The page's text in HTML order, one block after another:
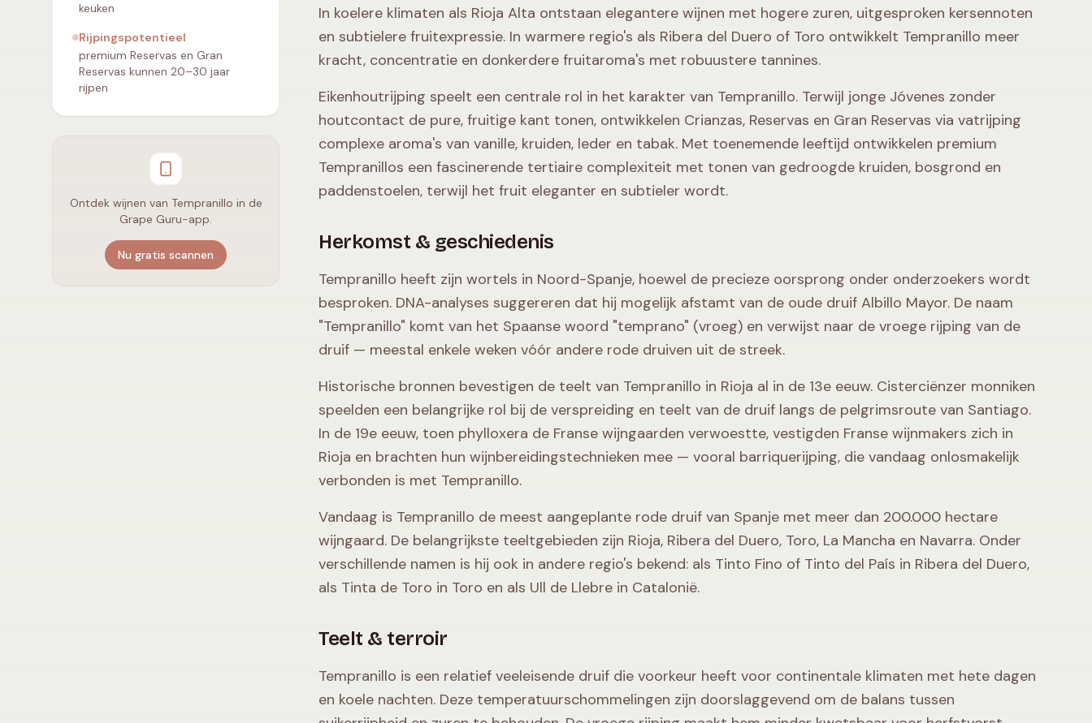
keuken
Rijpingspotentieel
premium Reservas en Gran
Reservas kunnen 20–30 jaar
rijpen
Ontdek wijnen van Tempranillo in de
Grape Guru-app.
Nu gratis scannen
In koelere klimaten als Rioja Alta ontstaan elegantere wijnen met hogere zuren, uitgesproken kersennoten
en subtielere fruitexpressie. In warmere regio's als Ribera del Duero of Toro ontwikkelt Tempranillo meer
kracht, concentratie en donkerdere fruitaroma's met robuustere tannines.
Eikenhoutrijping speelt een centrale rol in het karakter van Tempranillo. Terwijl jonge Jóvenes zonder
houtcontact de pure, fruitige kant tonen, ontwikkelen Crianzas, Reservas en Gran Reservas via vatrijping
complexe aroma's van vanille, kruiden, leder en tabak. Met toenemende leeftijd ontwikkelen premium
Tempranillos een fascinerende tertiaire complexiteit met tonen van gedroogde kruiden, bosgrond en
paddenstoelen, terwijl het fruit eleganter en subtieler wordt.
Herkomst & geschiedenis
Tempranillo heeft zijn wortels in Noord-Spanje, hoewel de precieze oorsprong onder onderzoekers wordt
besproken. DNA-analyses suggereren dat hij mogelijk afstamt van de oude druif Albillo Mayor. De naam
"Tempranillo" komt van het Spaanse woord "temprano" (vroeg) en verwijst naar de vroege rijping van de
druif — meestal enkele weken vóór andere rode druiven uit de streek.
Historische bronnen bevestigen de teelt van Tempranillo in Rioja al in de 13e eeuw. Cisterciënzer monniken
speelden een belangrijke rol bij de verspreiding en teelt van de druif langs de pelgrimsroute van Santiago.
In de 19e eeuw, toen phylloxera de Franse wijngaarden verwoestte, vestigden Franse wijnmakers zich in
Rioja en brachten hun wijnbereidingstechnieken mee — vooral barriquerijping, die vandaag onlosmakelijk
verbonden is met Tempranillo.
Vandaag is Tempranillo de meest aangeplante rode druif van Spanje met meer dan 200.000 hectare
wijngaard. De belangrijkste teeltgebieden zijn Rioja, Ribera del Duero, Toro, La Mancha en Navarra. Onder
verschillende namen is hij ook in andere regio's bekend: als Tinto Fino of Tinto del País in Ribera del Duero,
als Tinta de Toro in Toro en als Ull de Llebre in Catalonië.
Teelt & terroir
Tempranillo is een relatief veeleisende druif die voorkeur heeft voor continentale klimaten met hete dagen
en koele nachten. Deze temperatuurschommelingen zijn doorslaggevend om de balans tussen